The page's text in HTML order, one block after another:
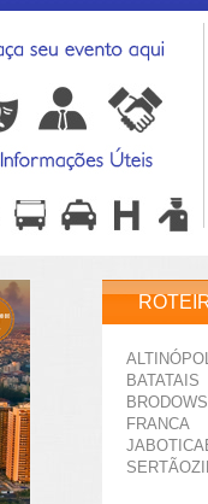
BATATAIS
FRANCA